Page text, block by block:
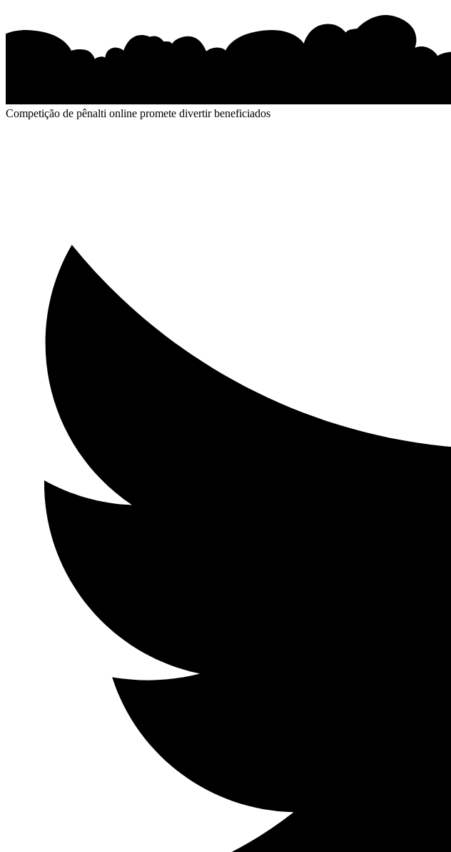
Competição de pênalti online promete divertir beneficiados